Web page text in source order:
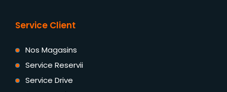
Service Client
Nos Magasins
Service Reservii
Service Drive